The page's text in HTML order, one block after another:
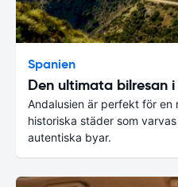
Spanien
Den ultimata bilresan
Andalusien är perfekt för en
historiska städer som
autentiska byar.